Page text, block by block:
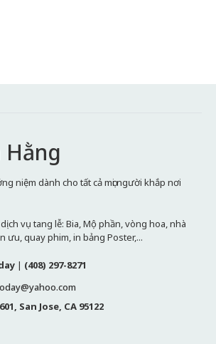
Hằng
niệm dành cho tất cả mọi người khắp nơi
vụ tang lễ: Bia, Mộ phần, vòng hoa, nhà
ưu, quay phim, in bảng Poster,...
| (408) 297-8271
San Jose, CA 95122